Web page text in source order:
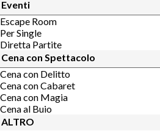
Eventi
Escape Room
Per Single
Diretta Partite
Cena con Spettacolo
Cena con Delitto
Cena con Cabaret
Cena con Magia
Cena al Buio
ALTRO